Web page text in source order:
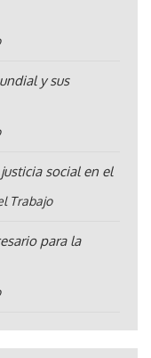
y sus
social en el
Trabajo
para la